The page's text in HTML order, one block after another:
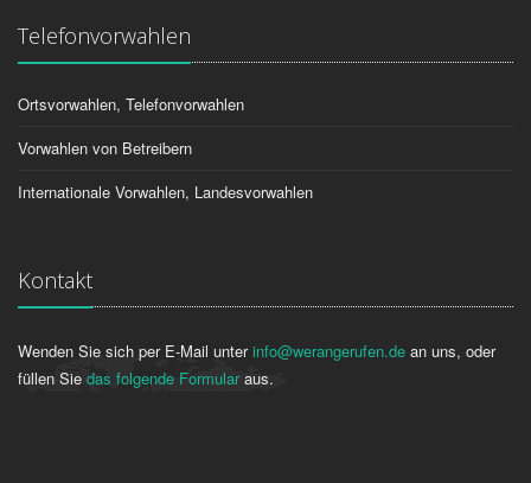
Telefonvorwahlen
Ortsvorwahlen, Telefonvorwahlen
Vorwahlen von Betreibern
Internationale Vorwahlen, Landesvorwahlen
Kontakt
Wenden Sie sich per E-Mail unterinfo@werangerufen.de an uns, oder
füllen Sie das folgende Formularaus.